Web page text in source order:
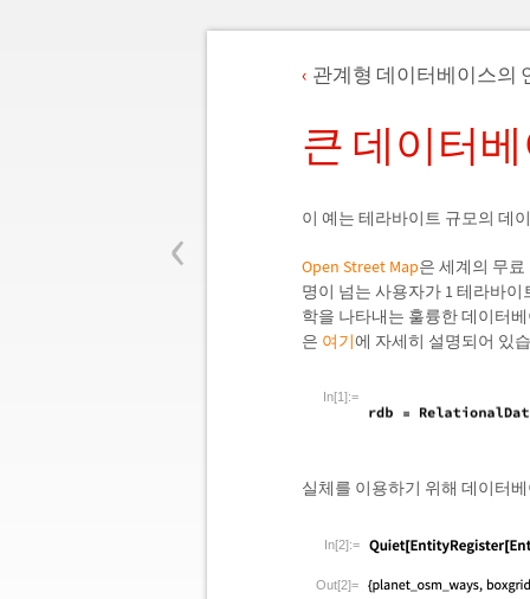
‹
관계형 데이터베이스의
큰 데이터
이 예는 테라바이트 규모의 데
Open Street Map은 세계의 무
명이 넘는 사용자가 1 테라바
학을 나타내는 훌륭한 데이터
은 여기에 자세히 설명되어 있
In[1]:=
실체를 이용하기 위해 데이터
In[2]:=
Out[2]=